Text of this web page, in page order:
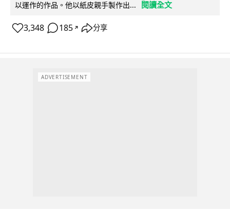
以運作的作品。他以紙皮親手製作出... 閱讀全文
3,348 185 ↗ 分享
ADVERTISEMENT